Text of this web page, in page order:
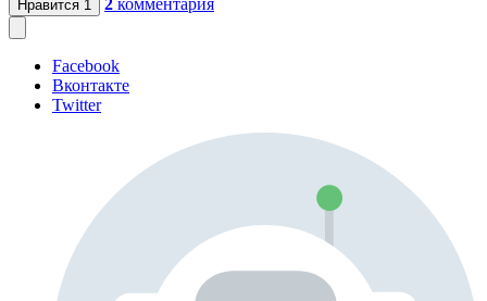
Нравится 1 2 комментария
Facebook
Вконтакте
Twitter